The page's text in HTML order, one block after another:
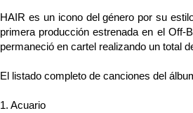
HAIR es un icono del género por su
primera producción estrenada en el Off-
permaneció en cartel realizando un total
El listado completo de canciones del
1. Acuario